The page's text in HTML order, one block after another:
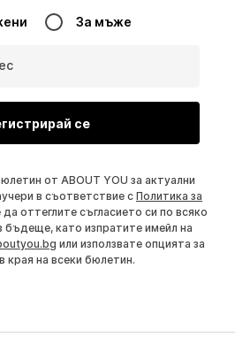
За мъже
се
от ABOUT YOU за актуални
в съответствие с Политика за
оттеглите съгласието си по всяко
бъдеще, като изпратите имейл на
или използвате опцията за
края на всеки бюлетин.